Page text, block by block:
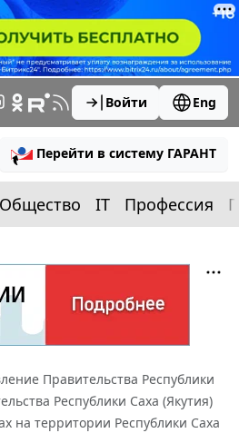
Войти Eng
Перейти в систему ГАРАНТ
Общество IT Профессия
Правительства Республики
Республики Саха (Якутия)
на территории Республики Саха